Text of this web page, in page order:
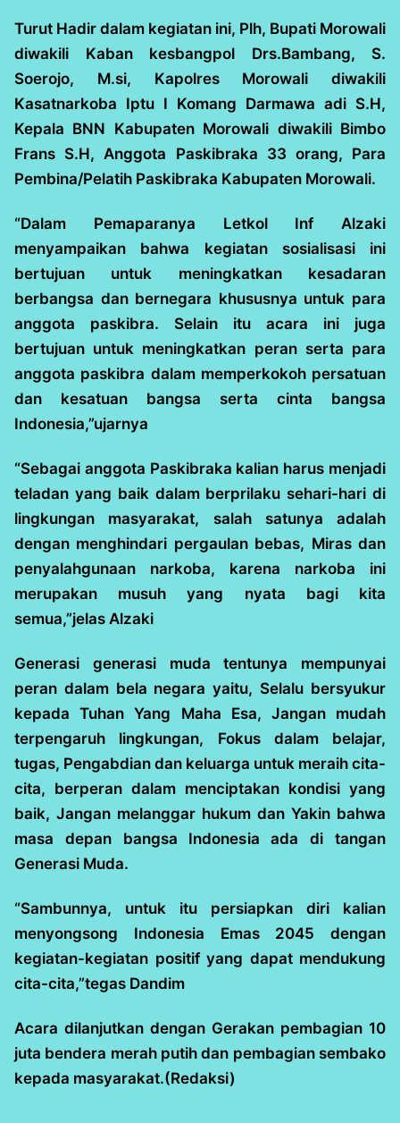
Turut Hadir dalam kegiatan ini, Plh, Bupati Morowali
diwakili Kaban kesbangpol Drs.Bambang, S.
Soerojo, M.si, Kapolres Morowali diwakili
Kasatnarkoba Iptu I Komang Darmawa adi S.H,
Kepala BNN Kabupaten Morowali diwakili Bimbo
Frans S.H, Anggota Paskibraka 33 orang, Para
Pembina/Pelatih Paskibraka Kabupaten Morowali.
“Dalam Pemaparanya Letkol Inf Alzaki
menyampaikan bahwa kegiatan sosialisasi ini
bertujuan untuk meningkatkan kesadaran
berbangsa dan bernegara khususnya untuk para
anggota paskibra. Selain itu acara ini juga
bertujuan untuk meningkatkan peran serta para
anggota paskibra dalam memperkokoh persatuan
dan kesatuan bangsa serta cinta bangsa
Indonesia,”ujarnya
“Sebagai anggota Paskibraka kalian harus menjadi
teladan yang baik dalam berprilaku sehari-hari di
lingkungan masyarakat, salah satunya adalah
dengan menghindari pergaulan bebas, Miras dan
penyalahgunaan narkoba, karena narkoba ini
merupakan musuh yang nyata bagi kita
semua,”jelas Alzaki
Generasi generasi muda tentunya mempunyai
peran dalam bela negara yaitu, Selalu bersyukur
kepada Tuhan Yang Maha Esa, Jangan mudah
terpengaruh lingkungan, Fokus dalam belajar,
tugas, Pengabdian dan keluarga untuk meraih cita-
cita, berperan dalam menciptakan kondisi yang
baik, Jangan melanggar hukum dan Yakin bahwa
masa depan bangsa Indonesia ada di tangan
Generasi Muda.
“Sambunnya, untuk itu persiapkan diri kalian
menyongsong Indonesia Emas 2045 dengan
kegiatan-kegiatan positif yang dapat mendukung
cita-cita,”tegas Dandim
Acara dilanjutkan dengan Gerakan pembagian 10
juta bendera merah putih dan pembagian sembako
kepada masyarakat.(Redaksi)